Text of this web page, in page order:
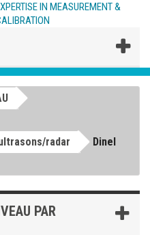
IN MEASUREMENT &
radar
Dinel
PAR